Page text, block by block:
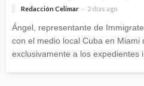
Redacción Celimar 2 días ago
Ángel, representante de
con el medio local Cuba en Miami
exclusivamente a los expedientes